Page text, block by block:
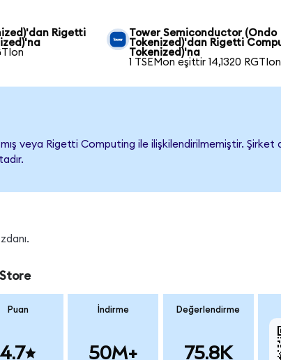
Rigetti
Tower Semiconductor (Ondo
Tokenized)'dan Rigetti
Tokenized)'na
1 TSEMon eşittir 14,1320 RGTIon
veya Rigetti Computing ile ilişkilendirilmemiştir. Şirket
Puan
4.7
İndirme
50M+
Değerlendirme
75.8K